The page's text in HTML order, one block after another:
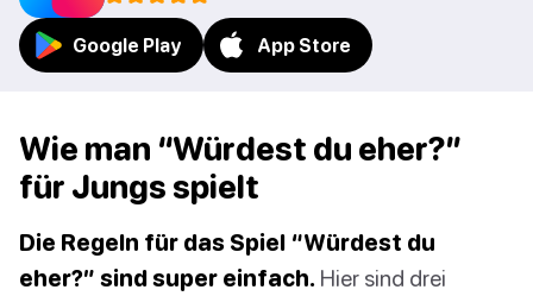
Google Play App Store
Wie man “Würdest du eher?”
für Jungs spielt
Die Regeln für das Spiel “Würdest du
eher?” sind super einfach. Hier sind drei